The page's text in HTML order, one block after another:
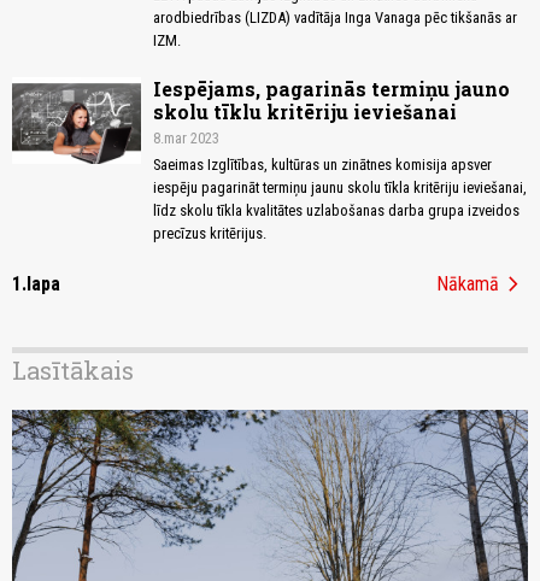
arodbiedrības (LIZDA) vadītāja Inga Vanaga pēc tikšanās ar
IZM.
Iespējams, pagarinās termiņu jauno
skolu tīklu kritēriju ieviešanai
8.mar 2023
Saeimas Izglītības, kultūras un zinātnes komisija apsver
iespēju pagarināt termiņu jaunu skolu tīkla kritēriju ieviešanai,
līdz skolu tīkla kvalitātes uzlabošanas darba grupa izveidos
precīzus kritērijus.
1.lapa Nākamā chevron_right
Lasītākais